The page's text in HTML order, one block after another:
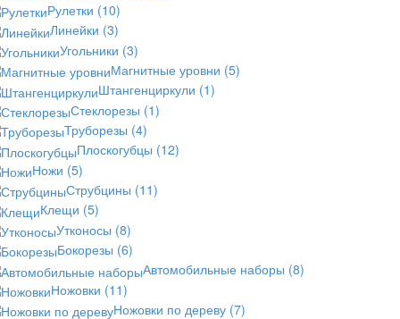
Рулетки (10)
Линейки (3)
Угольники (3)
Магнитные уровни (5)
Штангенциркули (1)
Стеклорезы (1)
Труборезы (4)
Плоскогубцы (12)
Ножи (5)
Струбцины (11)
Клещи (5)
Утконосы (8)
Бокорезы (6)
Автомобильные наборы (8)
Ножовки (11)
Ножовки по дереву (7)